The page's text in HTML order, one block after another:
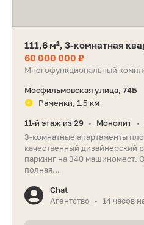
111,6 м², 3-комнатная
60 000 000 ₽
Многофункциональный
Мосфильмовская улица, 74Б
Раменки, 1.5 км
11-й этаж из 29 • Монолит •
3-комнатные апартаменты
качественный дизайнерский
паркинг на 340 машиномест.
полная...
Chat
Агентство
• 14 часов